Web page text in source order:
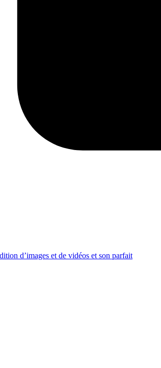
d’images et de vidéos et son parfait